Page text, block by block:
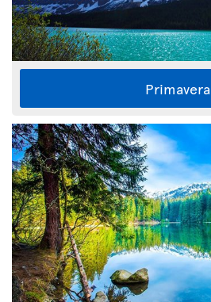
Primavera